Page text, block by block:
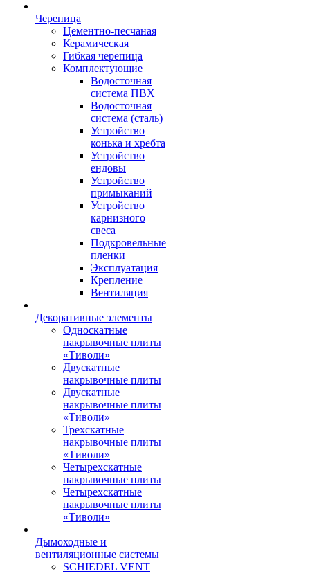
Черепица
Цементно-песчаная
Керамическая
Гибкая черепица
Комплектующие
Водосточная
система ПВХ
Водосточная
система (сталь)
Устройство
конька и хребта
Устройство
ендовы
Устройство
примыканий
Устройство
карнизного
свеса
Подкровельные
пленки
Эксплуатация
Крепление
Вентиляция
Декоративные элементы
Односкатные
накрывочные плиты
«Тиволи»
Двускатные
накрывочные плиты
Двускатные
накрывочные плиты
«Тиволи»
Трехскатные
накрывочные плиты
«Тиволи»
Четырехскатные
накрывочные плиты
Четырехскатные
накрывочные плиты
«Тиволи»
Дымоходные и
вентиляционные системы
SCHIEDEL VENT